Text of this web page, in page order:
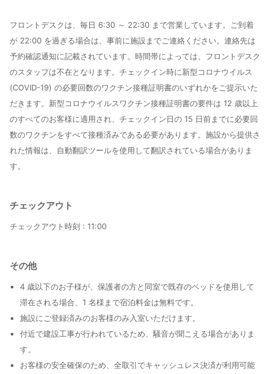
フロントデスクは、毎日 6:30 ～ 22:30 まで営業しています。ご到着
が 22:00 を過ぎる場合は、事前に施設までご連絡ください。連絡先は
予約確認通知に記載されています。時間帯によっては、フロントデスク
のスタッフは不在となります。チェックイン時に新型コロナウイルス
(COVID-19) の必要回数のワクチン接種証明書のいずれかをご提示いた
だきます。新型コロナウイルスワクチン接種証明書の要件は 12 歳以上
のすべてのお客様に適用され、チェックイン日の 15 日前までに必要回
数のワクチンをすべて接種済みである必要があります。施設から提供さ
れた情報は、自動翻訳ツールを使用して翻訳されている場合がありま
す。
チェックアウト
チェックアウト時刻 : 11:00
その他
4 歳以下のお子様が、保護者の方と同室で既存のベッドを使用して
滞在される場合、1 名様まで宿泊料金は無料です。
施設にご登録済みのお客様のみ入室いただけます。
付近で建設工事が行われているため、騒音が聞こえる場合がありま
す。
お客様の安全確保のため、全取引でキャッシュレス決済が利用可能